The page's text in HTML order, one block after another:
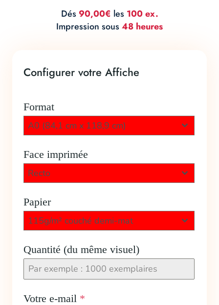
Dés 90,00€ les 100 ex.
Impression sous48 heures
Configurer votre Affiche
Format
A0 (84,1 cm x 118,9 cm)
Face imprimée
Recto
Papier
115g/m² couché demi-mat
Quantité (du même visuel)
Votre e-mail *